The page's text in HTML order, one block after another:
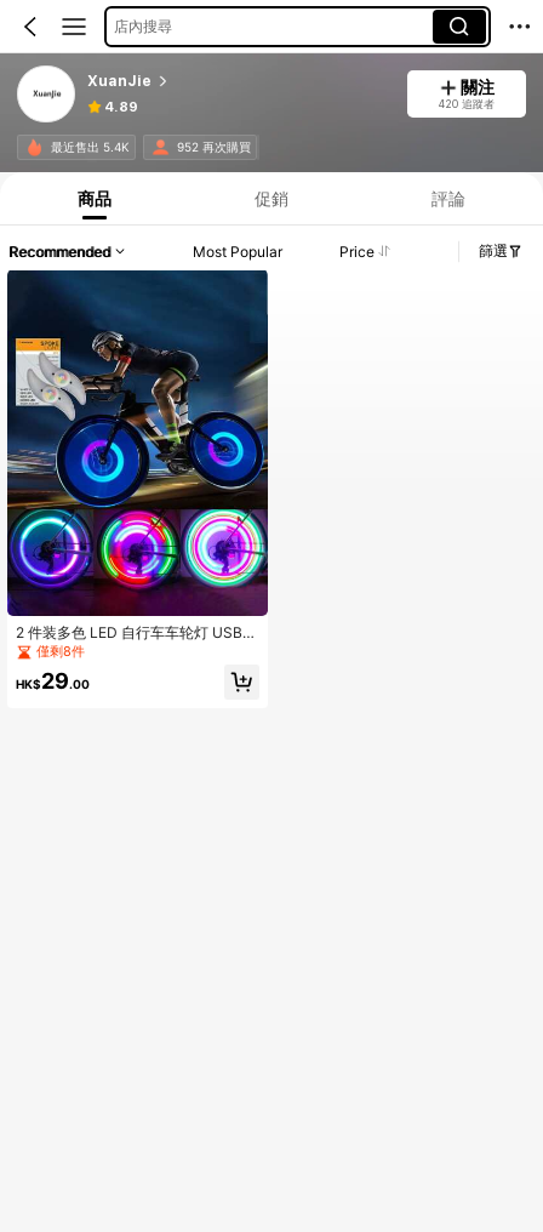
店內搜尋
XuanJie
4.89
關注
420 追蹤者
最近售出 5.4K 952 再次購買
商品 促銷 評論
Recommended Most Popular Price 篩選
2 件装多色 LED 自行车车轮灯 USB/
电池供电辐条灯 Ip65 防水 2/3 种模式
僅剩8件
HK$29.00